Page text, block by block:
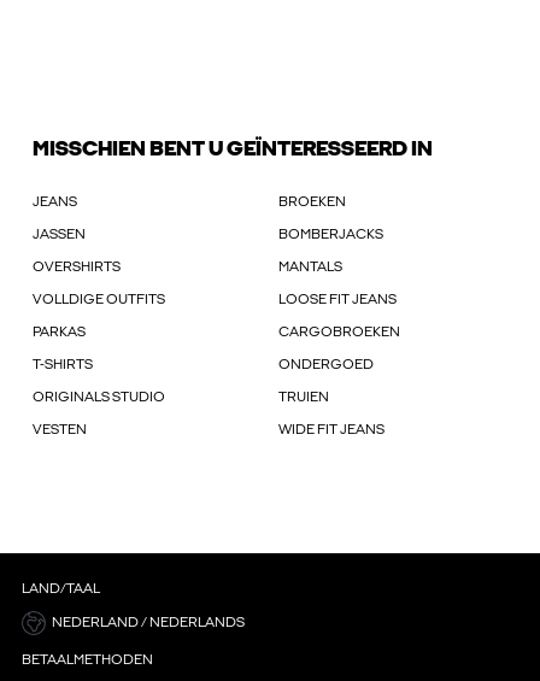
MISSCHIEN BENT U GEÏNTERESSEERD IN
JEANS BROEKEN
JASSEN BOMBERJACKS
OVERSHIRTS MANTALS
VOLLDIGE OUTFITS LOOSE FIT JEANS
PARKAS CARGOBROEKEN
T-SHIRTS ONDERGOED
ORIGINALS STUDIO TRUIEN
VESTEN WIDE FIT JEANS
LAND/TAAL
NEDERLAND / NEDERLANDS
BETAALMETHODEN